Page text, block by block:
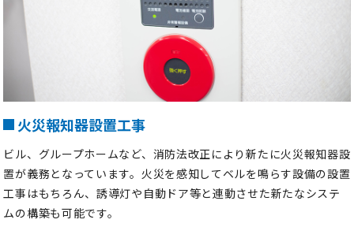
火災報知器設置工事
ビル、グループホームなど、消防法改正により新たに火災報知器設
置が義務となっています。火災を感知してベルを鳴らす設備の設置
工事はもちろん、誘導灯や自動ドア等と連動させた新たなシステ
ムの構築も可能です。